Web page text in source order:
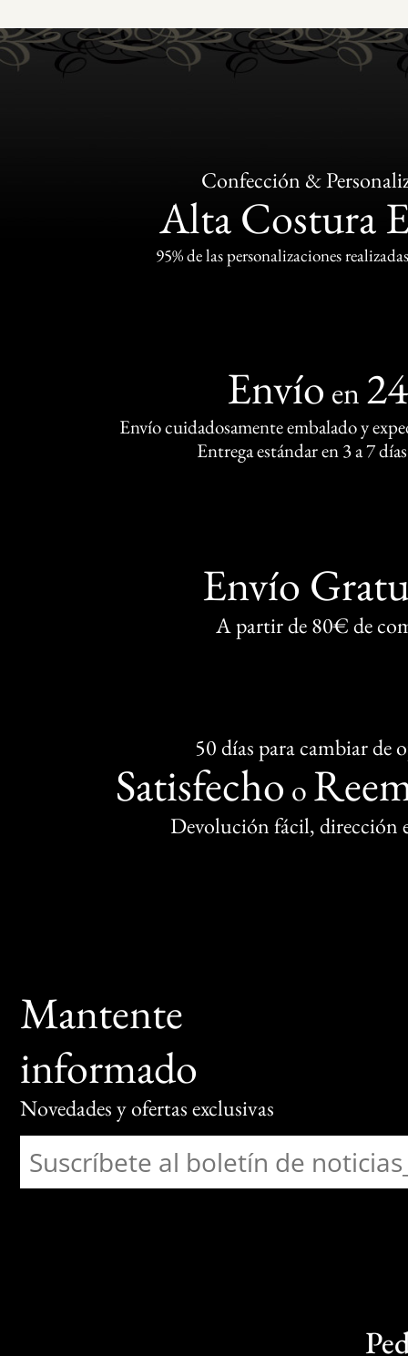
Confección &
Alta Costura
95% de las personalizaciones
Envío en
Envío cuidadosamente embalado y
Entrega estándar en 3 a 7
Envío
A partir de 80€ de
50 días para cambiar de
Satisfecho o
Devolución fácil, dirección
Mantente
informado
Novedades y ofertas exclusivas